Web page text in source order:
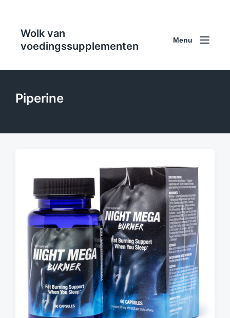
Wolk van
voedingssupplementen
Menu
Piperine